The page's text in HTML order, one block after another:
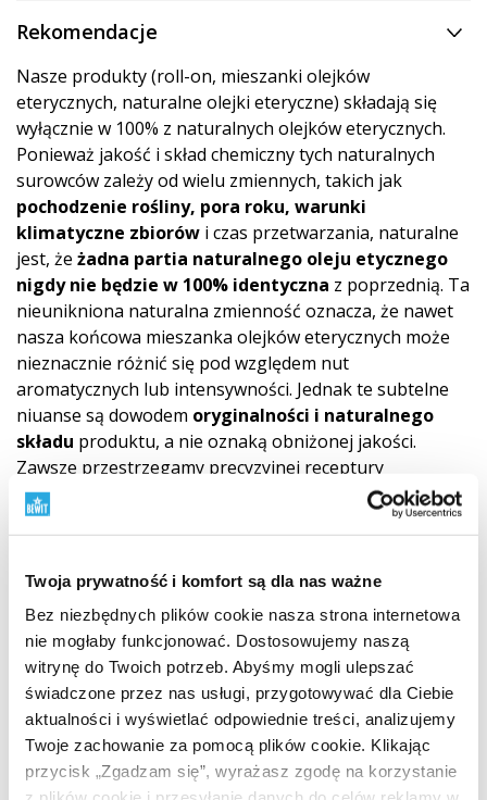
Twoja prywatność i komfort są dla nas ważne
Bez niezbędnych plików cookie nasza strona internetowa
nie mogłaby funkcjonować. Dostosowujemy naszą
witrynę do Twoich potrzeb. Abyśmy mogli ulepszać
świadczone przez nas usługi, przygotowywać dla Ciebie
aktualności i wyświetlać odpowiednie treści, analizujemy
Twoje zachowanie za pomocą plików cookie. Klikając
przycisk „Zgadzam się”, wyrażasz zgodę na korzystanie
Rekomendacje
Nasze produkty (roll-on, mieszanki olejków
eterycznych, naturalne olejki eteryczne) składają się
wyłącznie w 100% z naturalnych olejków eterycznych.
Ponieważ jakość i skład chemiczny tych naturalnych
surowców zależy od wielu zmiennych, takich jak
pochodzenie rośliny, pora roku, warunki
klimatyczne zbiorów i czas przetwarzania, naturalne
jest, że żadna partia naturalnego oleju etycznego
nigdy nie będzie w 100% identyczna z poprzednią. Ta
nieunikniona naturalna zmienność oznacza, że nawet
nasza końcowa mieszanka olejków eterycznych może
nieznacznie różnić się pod względem nut
aromatycznych lub intensywności. Jednak te subtelne
niuanse są dowodem oryginalności i naturalnego
składu produktu, a nie oznaką obniżonej jakości.
Zawsze przestrzegamy precyzyjnej receptury
i używamy najwyższej jakości składników. Jakość
CTEO® olejku umożliwia wszystkie powszechne
należy przestrzegać zasad bezpiecznegostosowania
i nie przekraczać
zalecanych dawek
eterycznych.Przedaplikacją olejku na skórę zaleca się
wykonanietestu wrażliwości. (Wypróbuj niewielką
ilość olejku rozcieńczonego według schematu w oleju
nośnym na nadgarstku. W ten sposób stwierdzisz, czy
dana mieszanka Ci odpowiada).Dziecisą niezwykle
wrażliwe na działanie olejków eterycznych, dlatego
zawsze należy skonsultować się ze specjalistą